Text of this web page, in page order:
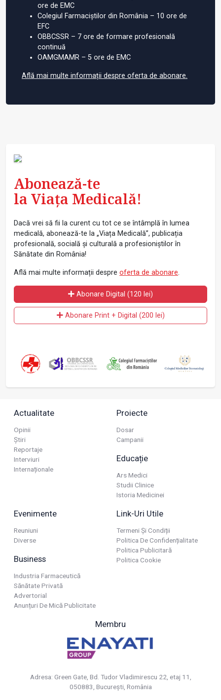
ore de EMC
Colegiul Farmaciștilor din România – 10 ore de
EFC
OBBCSSR – 7 ore de formare profesională
continuă
OAMGMAMR – 5 ore de EMC
Află mai multe informații despre oferta de abonare.
Abonează-te
la Viața Medicală!
Dacă vrei să fii la curent cu tot ce se întâmplă în lumea
medicală, abonează-te la „Viața Medicală”, publicația
profesională, socială și culturală a profesioniștilor în
Sănătate din România!
Află mai multe informații despre oferta de abonare.
Abonare Digital (120 lei)
Abonare Print + Digital (200 lei)
Actualitate
Opinii
Știri
Reportaje
Interviuri
Internaționale
Proiecte
Dosar
Campanii
Educație
Ars Medici
Studii Clinice
Istoria Medicinei
Evenimente
Reuniuni
Diverse
Business
Industria Farmaceutică
Sănătate Privată
Advertorial
Anunțuri De Mică Publicitate
Link-Uri Utile
Termeni Și Condiții
Politica De Confidențialitate
Politica Publicitară
Politica Cookie
Membru
Adresa: Green Gate, Bd. Tudor Vladimirescu 22, etaj 11,
050883, Bucureşti, România